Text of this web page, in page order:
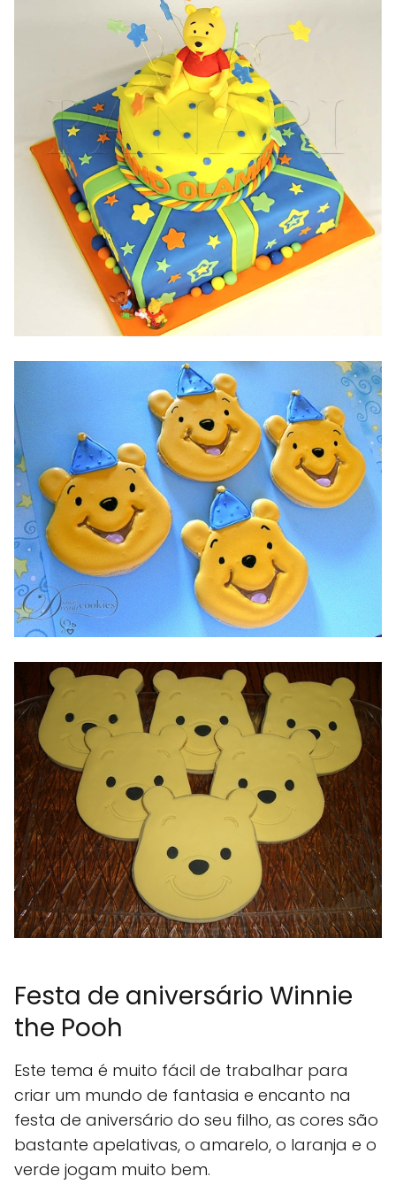
Festa de aniversário Winnie
the Pooh
Este tema é muito fácil de trabalhar para
criar um mundo de fantasia e encanto na
festa de aniversário do seu filho, as cores são
bastante apelativas, o amarelo, o laranja e o
verde jogam muito bem.